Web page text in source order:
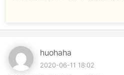
huohaha
2020-06-11 18:02